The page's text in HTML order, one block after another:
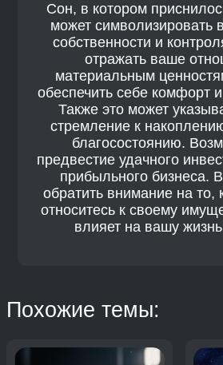
Сон, в котором
может символизировать
собственности и
отражать ваше
материальным
обеспечить себе комфорт
Также это может
стремление к
благосостоянию.
предвестие удачного
прибыльного бизнеса.
обратить внимание на то,
относитесь к своему
влияет на вашу
Похожие темы: